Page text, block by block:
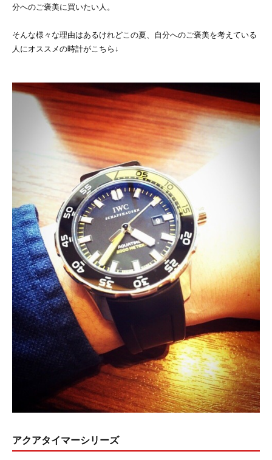
分へのご褒美に買いたい人。
そんな様々な理由はあるけれどこの夏、自分へのご褒美を考えている
人にオススメの時計がこちら↓
アクアタイマーシリーズ